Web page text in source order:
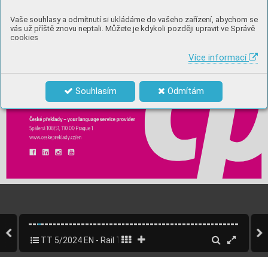
Vaše souhlasy a odmítnutí si ukládáme do vašeho zařízení, abychom se
vás už příště znovu neptali. Můžete je kdykoli později upravit ve Správě
cookies
Více informací
Souhlasím Odmítám
TT 5/2024 EN - Rail Transport